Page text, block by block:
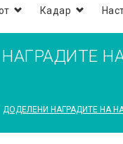
Кадар
ДОДЕЛЕНИ НАГРАДИТЕ НА